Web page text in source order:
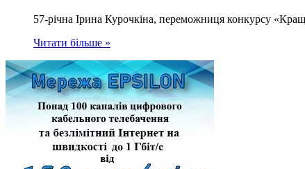
57-річна Ірина Курочкіна, переможниця конкурсу
Читати більше »